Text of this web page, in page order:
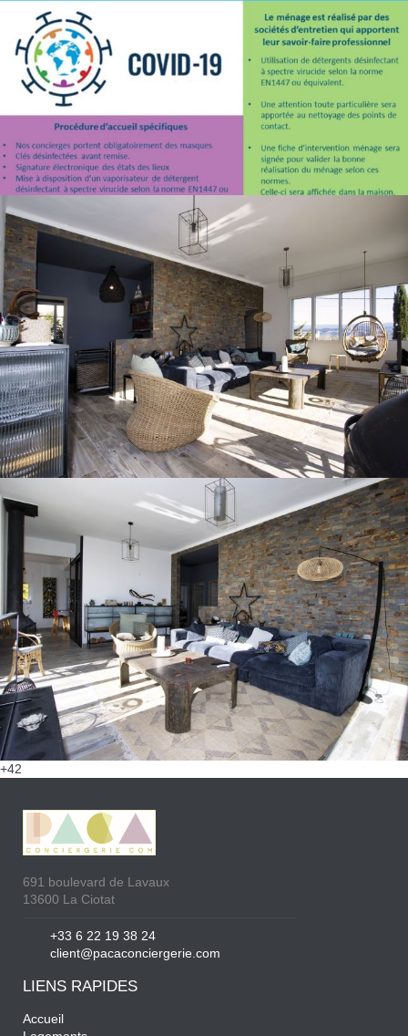
+42
691 boulevard de Lavaux
13600 La Ciotat
+33 6 22 19 38 24
client@pacaconciergerie.com
LIENS RAPIDES
Accueil